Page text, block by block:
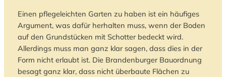
Einen pflegeleichten Garten zu haben ist ein häufiges
Argument, was dafür herhalten muss, wenn der Boden
auf den Grundstücken mit Schotter bedeckt wird.
Allerdings muss man ganz klar sagen, dass dies in der
Form nicht erlaubt ist. Die Brandenburger Bauordnung
besagt ganz klar, dass nicht überbaute Flächen zu